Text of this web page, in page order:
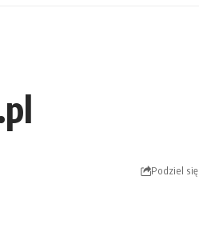
Podziel się